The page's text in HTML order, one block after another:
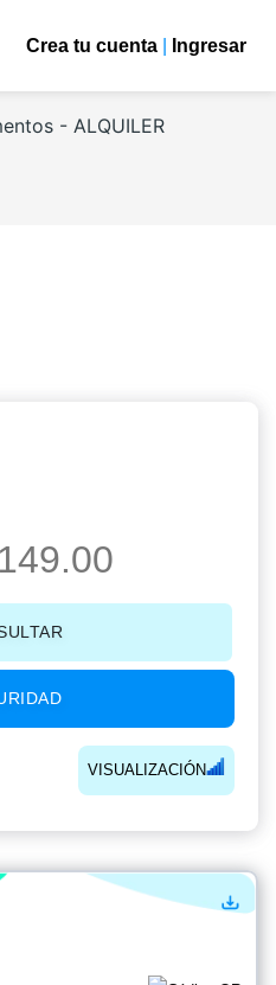
Crea tu cuenta| Ingresar
- ALQUILER
VISUALIZACIÓN